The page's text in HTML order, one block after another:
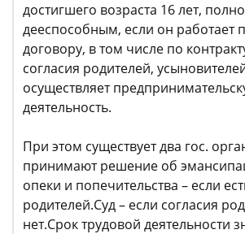
достигшего возраста 16 лет,
дееспособным, если он работает
договору, в том числе по
согласия родителей,
осуществляет
деятельность.
При этом существует два гос.
принимают решение об
опеки и попечительства – если
родителей.Суд – если согласия
нет.Срок трудовой деятельности